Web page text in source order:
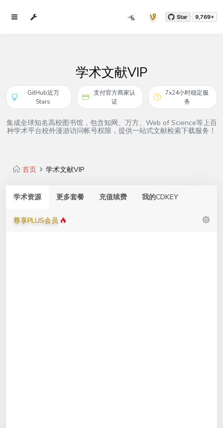
Star 9,769+
学术文献VIP
GitHub近万
Stars
支付官方商家认
证
7x24小时稳定服
务
集成全球知名高校图书馆，包含知网、万方、Web of Science等上百
种学术平台校外漫游访问帐号权限，提供一站式文献检索下载服务！
首页 学术文献VIP
学术资源 更多套餐 充值续费 我的CDKEY
尊享PLUS会员